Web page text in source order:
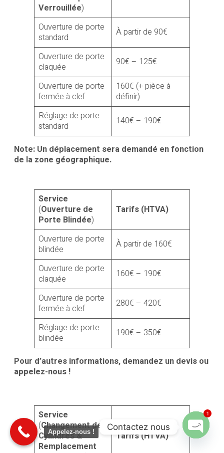
Verrouillée)
Ouverture de porte
standard
À partir de 90€
Ouverture de porte
claquée
90€ – 125€
Ouverture de porte
fermée à clef
160€ (+ pièce à
définir)
Réglage de porte
standard
140€ – 190€
Note: Un déplacement sera demandé en fonction
de la zone géographique.
Service
(Ouverture de
Porte Blindée)
Tarifs (HTVA)
Ouverture de porte
blindée
À partir de 160€
Ouverture de porte
claquée
160€ – 190€
Ouverture de porte
fermée à clef
280€ – 420€
Réglage de porte
blindée
190€ – 350€
Pour d’autres informations, demandez un devis ou
appelez-nous !
Service
(Changement de
Cylindres &
Remplacement
Tarifs (HTVA)
Appelez-nous ! Contactez nous
1